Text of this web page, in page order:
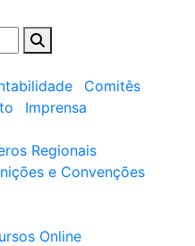
Comitês
Imprensa
Regionais
e Convenções
Online